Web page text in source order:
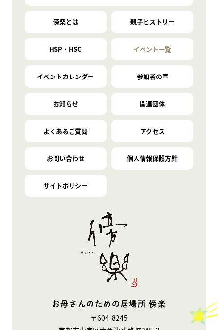
お母さんのための居場所 傍楽
〒604-8245
傍楽とは 親子ヒストリー
HSP・HSC イベント一覧
イベントカレンダー 参加者の声
お知らせ 関連団体
よくあるご質問 アクセス
お問い合わせ 個人情報保護方針
サイトポリシー